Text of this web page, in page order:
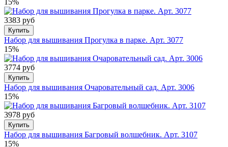
15%
3383 руб
Купить
Набор для вышивания Прогулка в парке. Арт. 3077
15%
3774 руб
Купить
Набор для вышивания Очаровательный сад. Арт. 3006
15%
3978 руб
Купить
Набор для вышивания Багровый волшебник. Арт. 3107
15%